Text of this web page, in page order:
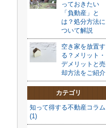
っておきたい
「負動産」と
は？処分方法に
ついて解説
空き家を放置す
る？メリット・
デメリットと売
却方法をご紹介
カテゴリ
知って得する不動産コラム
(1)